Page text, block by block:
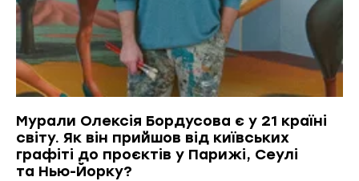
Мурали Олексія Бордусова є у 21 країні
світу. Як він прийшов від київських
графіті до проєктів у Парижі, Сеулі
та Нью-Йорку?